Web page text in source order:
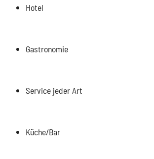
Hotel
Gastronomie
Service jeder Art
Küche/Bar